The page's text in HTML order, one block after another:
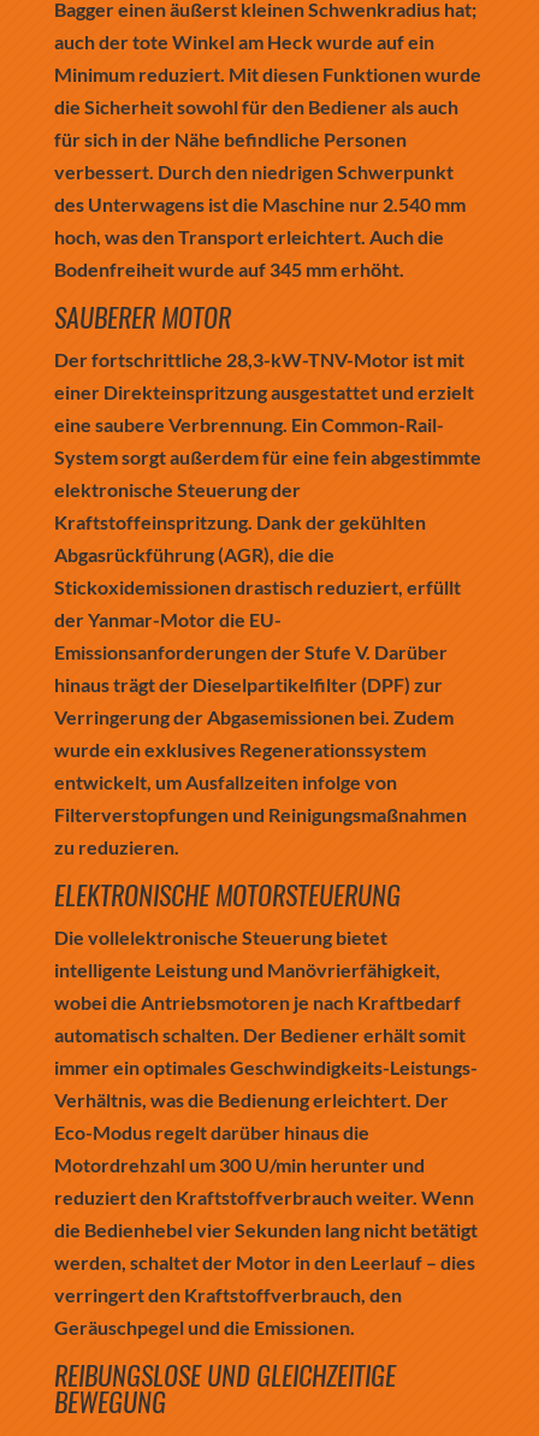
Bagger einen äußerst kleinen Schwenkradius hat;
auch der tote Winkel am Heck wurde auf ein
Minimum reduziert. Mit diesen Funktionen wurde
die Sicherheit sowohl für den Bediener als auch
für sich in der Nähe befindliche Personen
verbessert. Durch den niedrigen Schwerpunkt
des Unterwagens ist die Maschine nur 2.540 mm
hoch, was den Transport erleichtert. Auch die
Bodenfreiheit wurde auf 345 mm erhöht.
SAUBERER MOTOR
Der fortschrittliche 28,3-kW-TNV-Motor ist mit
einer Direkteinspritzung ausgestattet und erzielt
eine saubere Verbrennung. Ein Common-Rail-
System sorgt außerdem für eine fein abgestimmte
elektronische Steuerung der
Kraftstoffeinspritzung. Dank der gekühlten
Abgasrückführung (AGR), die die
Stickoxidemissionen drastisch reduziert, erfüllt
der Yanmar-Motor die EU-
Emissionsanforderungen der Stufe V. Darüber
hinaus trägt der Dieselpartikelfilter (DPF) zur
Verringerung der Abgasemissionen bei. Zudem
wurde ein exklusives Regenerationssystem
entwickelt, um Ausfallzeiten infolge von
Filterverstopfungen und Reinigungsmaßnahmen
zu reduzieren.
ELEKTRONISCHE MOTORSTEUERUNG
Die vollelektronische Steuerung bietet
intelligente Leistung und Manövrierfähigkeit,
wobei die Antriebsmotoren je nach Kraftbedarf
automatisch schalten. Der Bediener erhält somit
immer ein optimales Geschwindigkeits-Leistungs-
Verhältnis, was die Bedienung erleichtert. Der
Eco-Modus regelt darüber hinaus die
Motordrehzahl um 300 U/min herunter und
reduziert den Kraftstoffverbrauch weiter. Wenn
die Bedienhebel vier Sekunden lang nicht betätigt
werden, schaltet der Motor in den Leerlauf – dies
verringert den Kraftstoffverbrauch, den
Geräuschpegel und die Emissionen.
REIBUNGSLOSE UND GLEICHZEITIGE
BEWEGUNG